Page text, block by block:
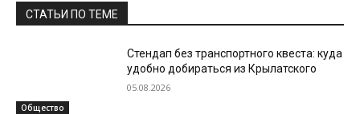
СТАТЬИ ПО ТЕМЕ
Общество
Стендап без транспортного квеста: куда
удобно добираться из Крылатского
05.08.2026